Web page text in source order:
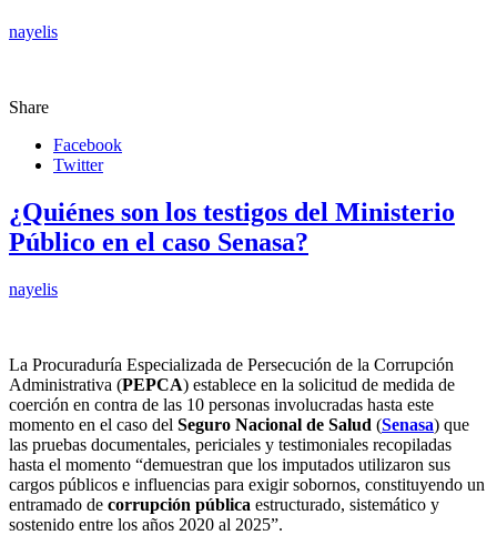
nayelis
Share
Facebook
Twitter
¿Quiénes son los testigos del Ministerio
Público en el caso Senasa?
nayelis
La Procuraduría Especializada de Persecución de la Corrupción
Administrativa (PEPCA) establece en la solicitud de medida de
coerción en contra de las 10 personas involucradas hasta este
momento en el caso del Seguro Nacional de Salud (Senasa) que
las pruebas documentales, periciales y testimoniales recopiladas
hasta el momento “demuestran que los imputados utilizaron sus
cargos públicos e influencias para exigir sobornos, constituyendo un
entramado de corrupción pública estructurado, sistemático y
sostenido entre los años 2020 al 2025”.